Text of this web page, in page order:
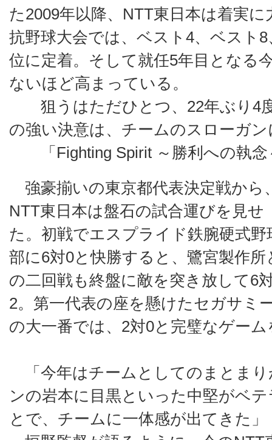
た2009年以降、NTT東日本は着実
抗野球大会では、ベスト4、ベスト
位に定着。そして就任5年目となる
ないほど高まっている。
狙うはただひとつ、22年ぶり4
の強い決意は、チームのスローガ
「Fighting Spirit ～勝利への執念
強豪揃いの東京都代表決定戦から
NTT東日本は盤石の試合運びを見せ
た。初戦でエスプライド鉄腕硬式野
部に6対0と快勝すると、鷺宮製作所
の二回戦も終盤に敵を突き放して6
2。第一代表の座を懸けたセガサミ
の大一番では、2対0と完璧なゲー
「今年はチームとしてのまとま
ンの岩本に目黒といった中堅がベ
とで、チームに一体感が出てきた」